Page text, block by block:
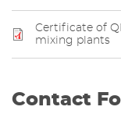
Certificate of
mixing plants
Contact